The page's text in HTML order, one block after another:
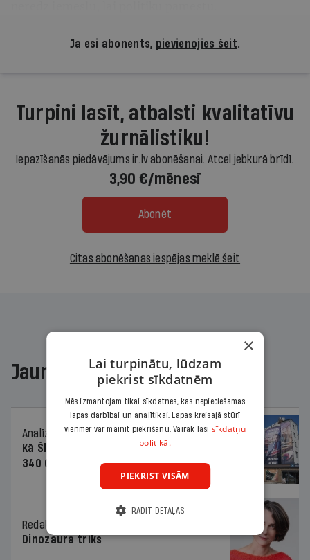
Ja esi abonents, pievienojies šeit.
Turpini lasīt, atbalsti kvalitatīvu
žurnālistiku!
Iepazīšanās piedāvājums ir.lv abonēšanai. Atcel jebkurā brīdī.
3,90 €/mēnesī
Abonēt
Citas abonēšanas iespējas meklē šeit
Jaunākajā žurnālā
Analīze
06.08.2026.
Kā Šlesera partija palika nesodīta par
340 000 vērtu reklāmas kampaņu
Redaktores sleja
Dinozaura triks
×
Lai turpinātu, lūdzam
piekrist sīkdatnēm
Mēs izmantojam tikai sīkdatnes, kas nepieciešamas
lapas darbībai un analītikai. Lapas kreisajā stūrī
vienmēr var mainīt piekrišanu. Vairāk lasi sīkdatņu
politikā.
PIEKRIST VISĀM
RĀDĪT DETAĻAS